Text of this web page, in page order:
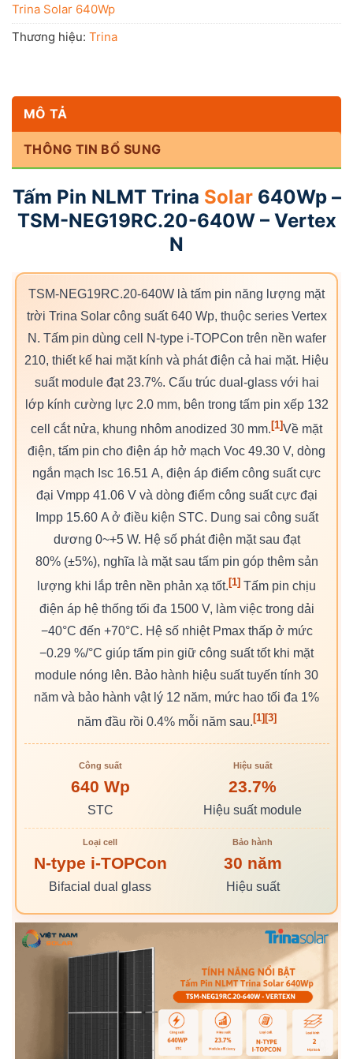
Trina Solar 640Wp
Thương hiệu: Trina
MÔ TẢ
THÔNG TIN BỔ SUNG
Tấm Pin NLMT Trina Solar640Wp –
TSM-NEG19RC.20-640W – Vertex
N
TSM-NEG19RC.20-640W là tấm pin năng lượng mặt
trời Trina Solar công suất 640 Wp, thuộc series Vertex
N. Tấm pin dùng cell N-type i-TOPCon trên nền wafer
210, thiết kế hai mặt kính và phát điện cả hai mặt. Hiệu
suất module đạt 23.7%. Cấu trúc dual-glass với hai
lớp kính cường lực 2.0 mm, bên trong tấm pin xếp 132
cell cắt nửa, khung nhôm anodized 30 mm. [1]Về mặt
điện, tấm pin cho điện áp hở mạch Voc 49.30 V, dòng
ngắn mạch Isc 16.51 A, điện áp điểm công suất cực
đại Vmpp 41.06 V và dòng điểm công suất cực đại
Impp 15.60 A ở điều kiện STC. Dung sai công suất
dương 0~+5 W. Hệ số phát điện mặt sau đạt
80% (±5%), nghĩa là mặt sau tấm pin góp thêm sản
lượng khi lắp trên nền phản xạ tốt. [1] Tấm pin chịu
điện áp hệ thống tối đa 1500 V, làm việc trong dải
−40°C đến +70°C. Hệ số nhiệt Pmax thấp ở mức
−0.29 %/°C giúp tấm pin giữ công suất tốt khi mặt
module nóng lên. Bảo hành hiệu suất tuyến tính 30
năm và bảo hành vật lý 12 năm, mức hao tối đa 1%
năm đầu rồi 0.4% mỗi năm sau.[1][3]
Công suất
640 Wp
STC
Hiệu suất
23.7%
Hiệu suất module
Loại cell
N-type i-TOPCon
Bifacial dual glass
Bảo hành
30 năm
Hiệu suất